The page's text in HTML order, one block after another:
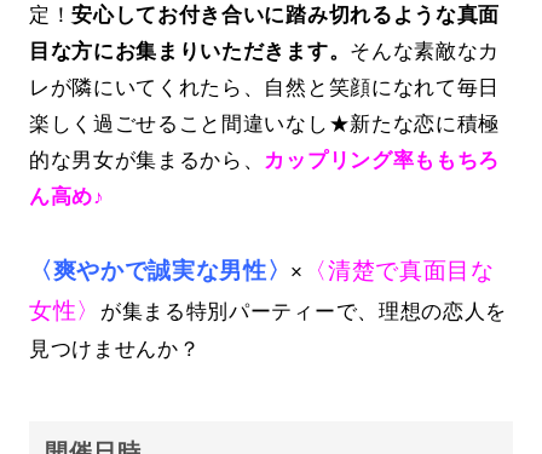
定！安心してお付き合いに踏み切れるような真面
目な方にお集まりいただきます。 そんな素敵なカ
レが隣にいてくれたら、自然と笑顔になれて毎日
楽しく過ごせること間違いなし★新たな恋に積極
的な男女が集まるから、 カップリング率ももちろ
ん高め♪
〈爽やかで誠実な男性〉 ×
〈清楚で真面目な
女性〉 が集まる特別パーティーで、理想の恋人を
見つけませんか？